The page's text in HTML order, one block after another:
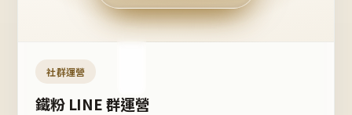
開團
嗎？
社群運營
鐵粉 LINE 群運營